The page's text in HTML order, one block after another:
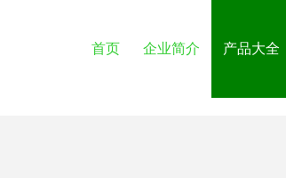
首页 企业简介 产品大全